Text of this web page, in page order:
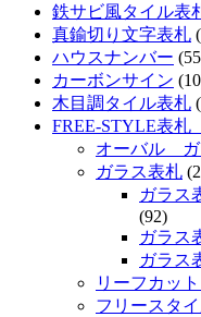
鉄サビ風タイル表
真鍮切り文字表札
ハウスナンバー
カーボンサイン
木目調タイル表札
FREE-STYLE表札
オーバル ガ
ガラス表札
ガラス
(92)
ガラス
ガラス
リーフカット
フリースタ